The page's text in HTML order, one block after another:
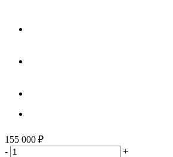
155 000 ₽
-
+